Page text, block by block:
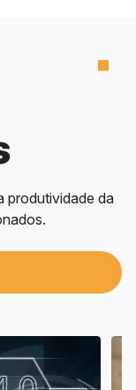
produtividade da